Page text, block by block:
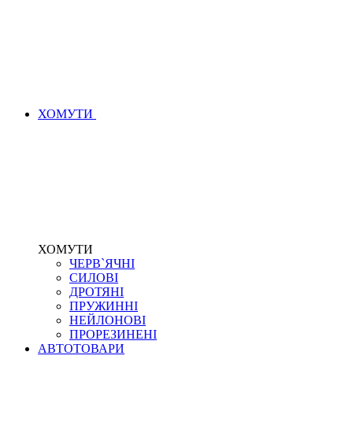
ХОМУТИ
ХОМУТИ
ЧЕРВ`ЯЧНІ
СИЛОВІ
ДРОТЯНІ
ПРУЖИННІ
НЕЙЛОНОВІ
ПРОРЕЗИНЕНІ
АВТОТОВАРИ